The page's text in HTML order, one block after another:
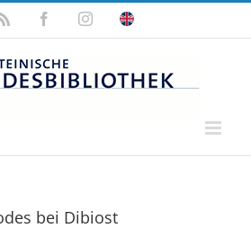
FacebookInstagram
Click
bei Dibiost